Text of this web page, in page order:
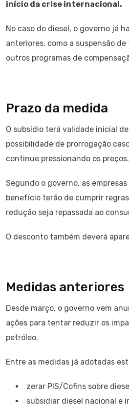
início da crise internacional.
No caso do diesel, o governo já
anteriores, como a suspensão
outros programas de
Prazo da medida
O subsídio terá validade inicial
possibilidade de prorrogação
continue pressionando os preços.
Segundo o governo, as
benefício terão de cumprir
redução seja repassada ao
O desconto também deverá
Medidas anteriores
Desde março, o governo vem
ações para tentar reduzir os
petróleo.
Entre as medidas já adotadas
zerar PIS/Cofins sobre
subsidiar diesel nacional e